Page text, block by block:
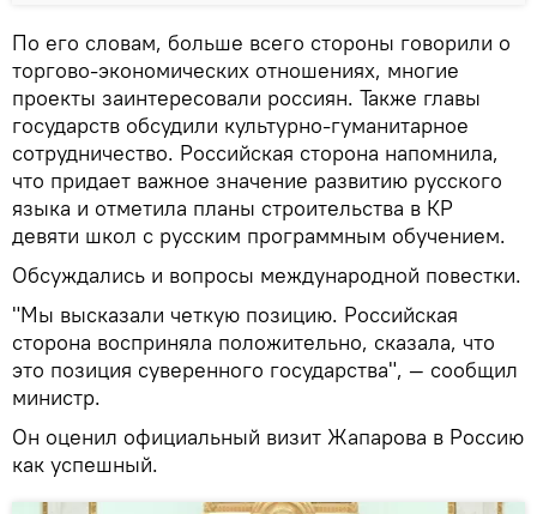
По его словам, больше всего стороны говорили о
торгово-экономических отношениях, многие
проекты заинтересовали россиян. Также главы
государств обсудили культурно-гуманитарное
сотрудничество. Российская сторона напомнила,
что придает важное значение развитию русского
языка и отметила планы строительства в КР
девяти школ с русским программным обучением.
Обсуждались и вопросы международной повестки.
"Мы высказали четкую позицию. Российская
сторона восприняла положительно, сказала, что
это позиция суверенного государства", — сообщил
министр.
Он оценил официальный визит Жапарова в Россию
как успешный.